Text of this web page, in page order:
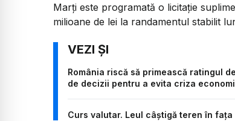
Marți este programată o licitație
milioane de lei la randamentul stabilit
România riscă să primească ratingul
de decizii pentru a evita criza
Curs valutar. Leul câștigă teren în